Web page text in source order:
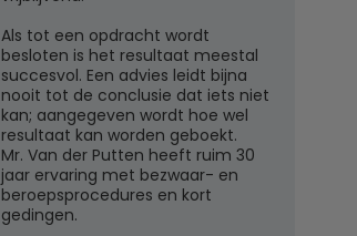
Als tot een opdracht wordt
besloten is het resultaat meestal
succesvol. Een advies leidt bijna
nooit tot de conclusie dat iets niet
kan; aangegeven wordt hoe wel
resultaat kan worden geboekt.
Mr. Van der Putten heeft ruim 30
jaar ervaring met bezwaar- en
beroepsprocedures en kort
gedingen.